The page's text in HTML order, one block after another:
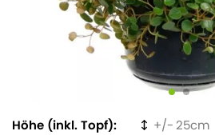
Höhe (inkl. Topf)
25